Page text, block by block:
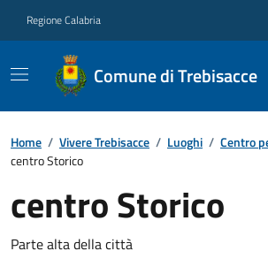
Regione Calabria
Comune di Trebisacce
Home / Vivere Trebisacce / Luoghi / Centro
centro Storico
centro Storico
Parte alta della città